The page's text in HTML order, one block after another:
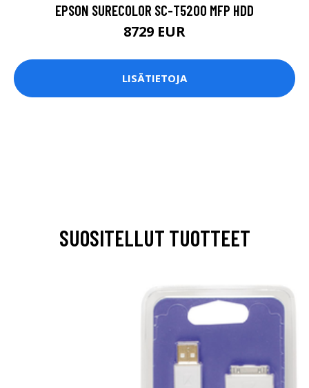
EPSON SURECOLOR SC-T5200 MFP HDD
8729 EUR
LISÄTIETOJA
SUOSITELLUT TUOTTEET